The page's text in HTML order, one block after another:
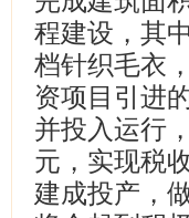
程建设，其
档针织毛衣
资项目引进
并投入运行
元，实现税
建成投产，